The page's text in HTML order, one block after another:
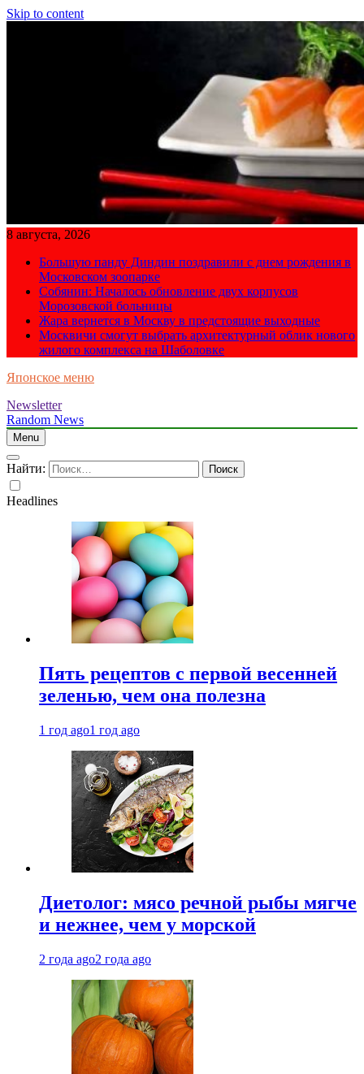
Skip to content
8 августа, 2026
Большую панду Диндин поздравили с днем рождения в
Московском зоопарке
Собянин: Началось обновление двух корпусов
Морозовской больницы
Жара вернется в Москву в предстоящие выходные
Москвичи смогут выбрать архитектурный облик нового
жилого комплекса на Шаболовке
Японское меню
Newsletter
Random News
Menu
Найти:
Headlines
Пять рецептов с первой весенней
зеленью, чем она полезна
1 год ago1 год ago
Диетолог: мясо речной рыбы мягче
и нежнее, чем у морской
2 года ago2 года ago